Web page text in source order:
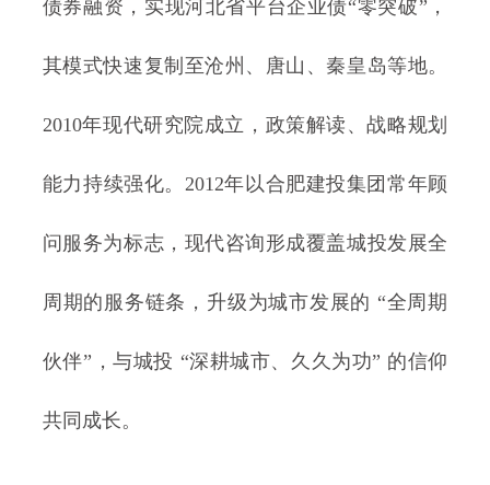
债券融资，实现河北省平台企业债“零突破”，
其模式快速复制至沧州、唐山、秦皇岛等地。
2010年现代研究院成立，政策解读、战略规划
能力持续强化。2012年以合肥建投集团常年顾
问服务为标志，现代咨询形成覆盖城投发展全
周期的服务链条，升级为城市发展的 “全周期
伙伴”，与城投 “深耕城市、久久为功” 的信仰
共同成长。